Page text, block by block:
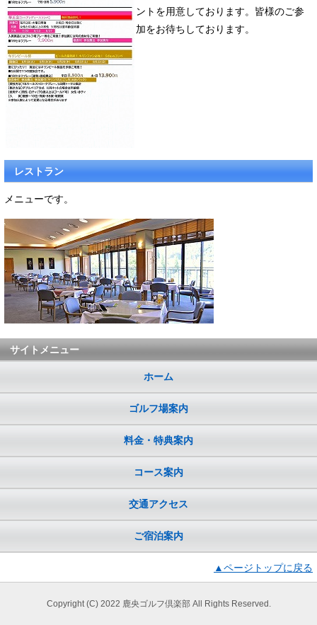
ントを用意しております。皆様のご参
加をお待ちしております。
レストラン
メニューです。
サイトメニュー
ホーム
ゴルフ場案内
料金・特典案内
コース案内
交通アクセス
ご宿泊案内
▲ページトップに戻る
Copyright (C) 2022 鹿央ゴルフ倶楽部 All Rights Reserved.